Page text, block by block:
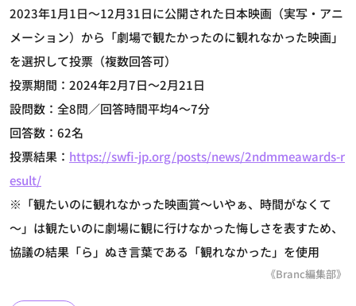
2023年1月1日～12月31日に公開された日本映画（実写・アニ
メーション）から「劇場で観たかったのに観れなかった映画」
を選択して投票（複数回答可）
投票期間：2024年2月7日～2月21日
設問数：全8問／回答時間平均4～7分
回答数：62名
投票結果： https://swfi-jp.org/posts/news/2ndmmeawards-r
esult/
※「観たいのに観れなかった映画賞～いやぁ、時間がなくて
～」は観たいのに劇場に観に行けなかった悔しさを表すため、
協議の結果「ら」ぬき言葉である「観れなかった」を使用
《Branc編集部》